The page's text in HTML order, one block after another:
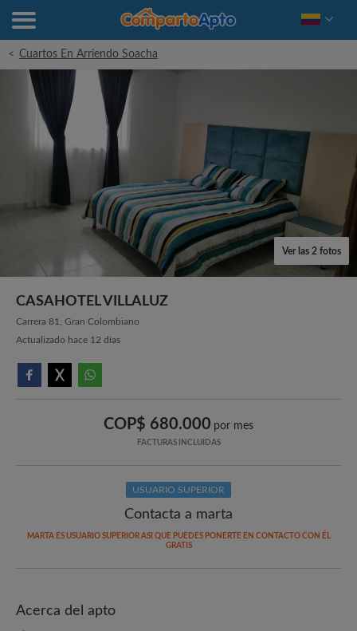
< Cuartos En Arriendo Soacha
Ver las 2 fotos
CASAHOTEL VILLALUZ
Carrera 81, Gran Colombiano
Actualizado hace 12 días
COP$ 680.000 por mes
FACTURAS INCLUIDAS
USUARIO SUPERIOR
Contacta a marta
MARTA ES USUARIO SUPERIOR ASI QUE PUEDES PONERTE EN CONTACTO CON ÉL
GRATIS
Acerca del apto